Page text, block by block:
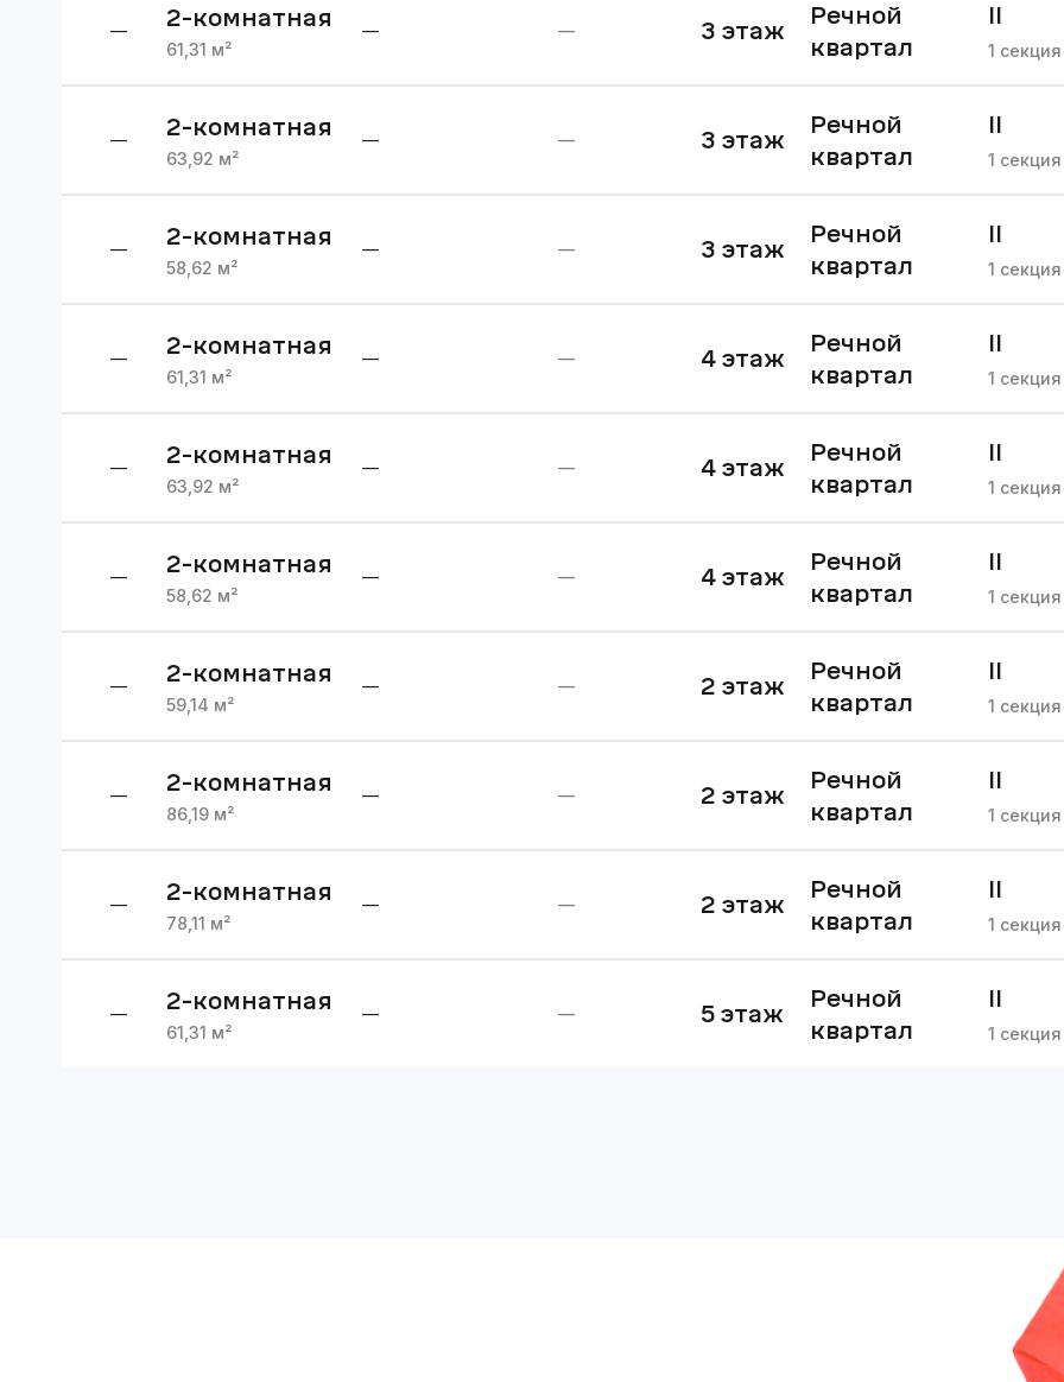
— 2-комнатная
61,31 м²
— — 3 этаж
Речной
квартал
II
1 секция
— 2-комнатная
63,92 м²
— — 3 этаж
Речной
квартал
II
1 секция
— 2-комнатная
58,62 м²
— — 3 этаж
Речной
квартал
II
1 секция
— 2-комнатная
61,31 м²
— — 4 этаж
Речной
квартал
II
1 секция
— 2-комнатная
63,92 м²
— — 4 этаж
Речной
квартал
II
1 секция
— 2-комнатная
58,62 м²
— — 4 этаж
Речной
квартал
II
1 секция
— 2-комнатная
59,14 м²
— — 2 этаж
Речной
квартал
II
1 секция
— 2-комнатная
86,19 м²
— — 2 этаж
Речной
квартал
II
1 секция
— 2-комнатная
78,11 м²
— — 2 этаж
Речной
квартал
II
1 секция
— 2-комнатная
61,31 м²
— — 5 этаж
Речной
квартал
II
1 секция